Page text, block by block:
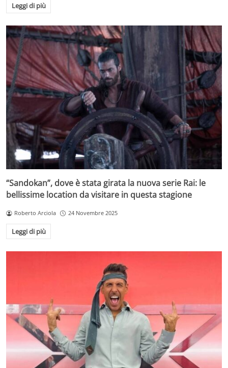
Leggi di più
“Sandokan”, dove è stata girata la nuova serie Rai: le
bellissime location da visitare in questa stagione
Roberto Arciola 24 Novembre 2025
Leggi di più